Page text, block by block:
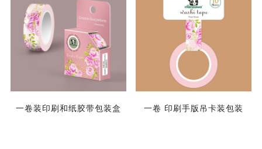
一卷装印刷和纸胶带包装盒 一卷 印刷手版吊卡装包装